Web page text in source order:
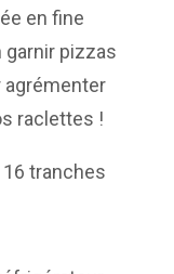
en fine
garnir pizzas
agrémenter
raclettes !
tranches